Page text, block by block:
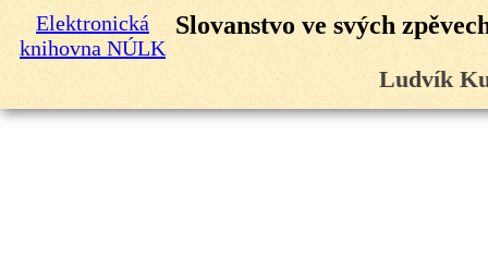
Elektronická
knihovna NÚLK
Slovanstvo ve svých
Ludvík